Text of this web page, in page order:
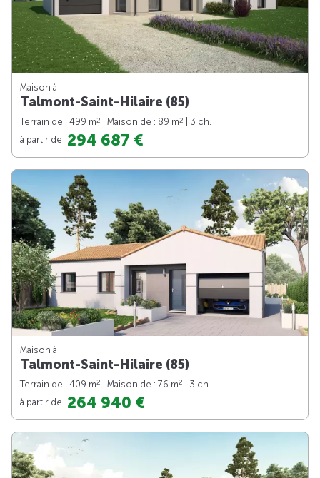
Maison à
Talmont-Saint-Hilaire (85)
Terrain de : 499 m2 | Maison de : 89 m2
| 3 ch.
à partir de 294 687 €
Maison à
Talmont-Saint-Hilaire (85)
Terrain de : 409 m2 | Maison de : 76 m2
| 3 ch.
à partir de 264 940 €